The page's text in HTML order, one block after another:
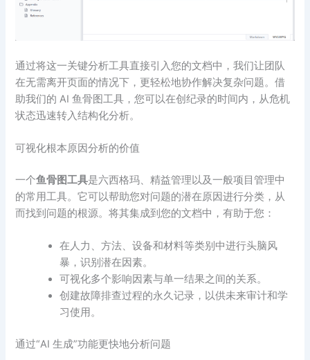
通过将这一关键分析工具直接引入您的文档中，我们让团队
在无需离开页面的情况下，更轻松地协作解决复杂问题。借
助我们的 AI 鱼骨图工具，您可以在创纪录的时间内，从危机
状态迅速转入结构化分析。
可视化根本原因分析的价值
一个鱼骨图工具是六西格玛、精益管理以及一般项目管理中
的常用工具。它可以帮助您对问题的潜在原因进行分类，从
而找到问题的根源。将其集成到您的文档中，有助于您：
在人力、方法、设备和材料等类别中进行头脑风
暴，识别潜在因素。
可视化多个影响因素与单一结果之间的关系。
创建故障排查过程的永久记录，以供未来审计和学
习使用。
通过“AI 生成”功能更快地分析问题